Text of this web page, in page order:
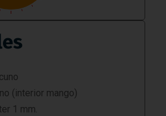
(interior mango)
1 mm.